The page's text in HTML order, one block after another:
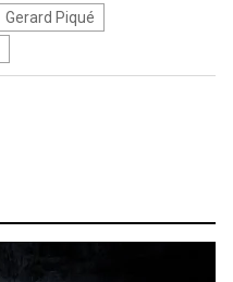
Gerard Piqué